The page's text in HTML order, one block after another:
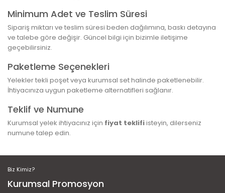
Minimum Adet ve Teslim Süresi
Sipariş miktarı ve teslim süresi beden dağılımına, baskı detayına
ve talebe göre değişir. Güncel bilgi için bizimle iletişime
geçebilirsiniz.
Paketleme Seçenekleri
Yelekler tekli poşet veya kurumsal set halinde paketlenebilir.
İhtiyacınıza uygun paketleme alternatifleri sağlanır.
Teklif ve Numune
Kurumsal yelek ihtiyacınız için fiyat teklifiisteyin, dilerseniz
numune talep edin.
Biz Kimiz?
Kurumsal Promosyon